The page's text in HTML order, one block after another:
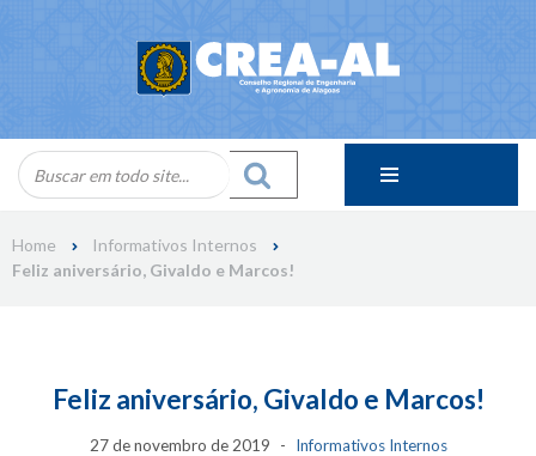
Home
Informativos Internos
Feliz aniversário, Givaldo e Marcos!
Feliz aniversário, Givaldo e Marcos!
27 de novembro de 2019 Informativos Internos